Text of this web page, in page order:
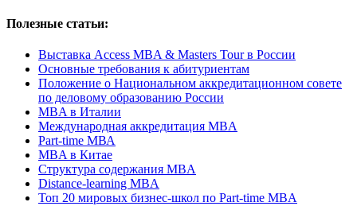
Полезные статьи:
Выставка Access MBA & Masters Tour в России
Основные требования к абитуриентам
Положение о Национальном аккредитационном совете
по деловому образованию России
MBA в Италии
Международная аккредитация MBA
Part-time МВА
MBA в Китае
Структура содержания MBA
Distance-learning MBA
Топ 20 мировых бизнес-школ по Part-time MBA